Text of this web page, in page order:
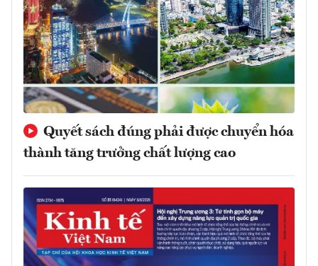
Quyết sách đúng phải được chuyển hóa
thành tăng trưởng chất lượng cao